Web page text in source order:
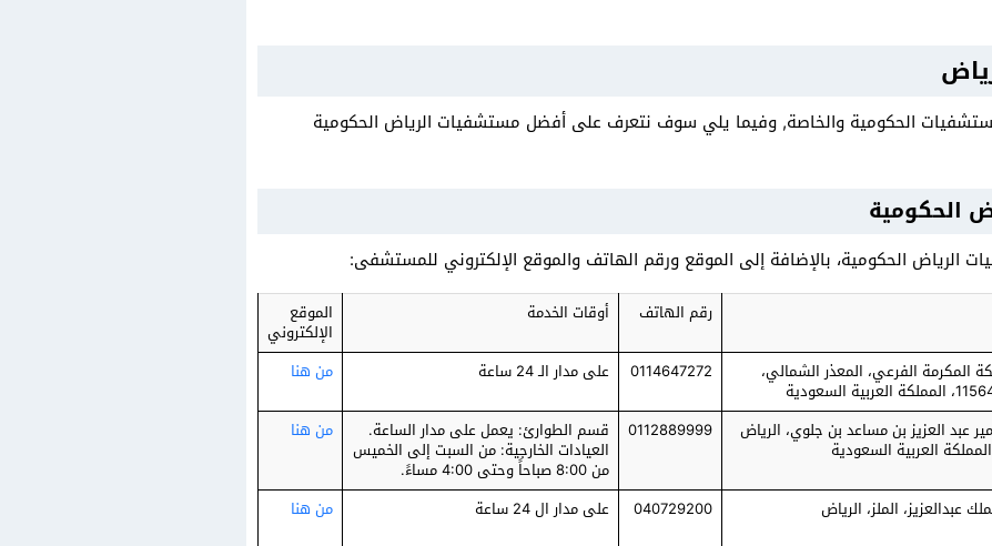
الحكومية والخاصة, وفيما يلي سوف نتعرف على أفضل مستشفيات الرياض الحكومية
الحكومية
الرياض الحكومية، بالإضافة إلى الموقع ورقم الهاتف والموقع الإلكتروني للمستشفى:
رقم الهاتف أوقات الخدمة الموقع
الإلكتروني
المكرمة الفرعي، المعذر الشمالي، 0114647272 على مدار الـ 24 ساعة من هنا
عبد العزيز بن مساعد بن جلوي، الرياض 0112889999 قسم الطوارئ: يعمل على مدار الساعة.
العيادات الخارجية: من السبت إلى الخميس
من 8:00 صباحاً وحتى 4:00 مساءً.
من هنا
عبدالعزيز، الملز، الرياض 040729200 على مدار ال 24 ساعة من هنا